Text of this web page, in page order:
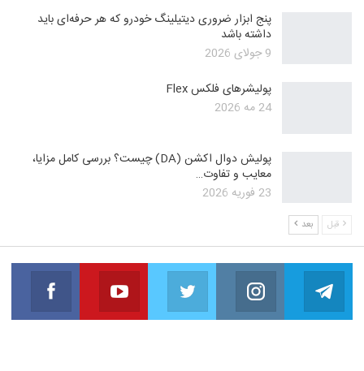
پنج ابزار ضروری دیتیلینگ خودرو که هر حرفه‌ای باید
داشته باشد
9 جولای 2026
پولیشرهای فلکس Flex
24 مه 2026
پولیش دوال اکشن (DA) چیست؟ بررسی کامل مزایا،
معایب و تفاوت…
23 فوریه 2026
قبل بعد
Telegram
مارا دنبال کنید
Instagram
مارا دنبال کنید
Twitter
مارا دنبال کنید
Youtube
مارا دنبال کنید